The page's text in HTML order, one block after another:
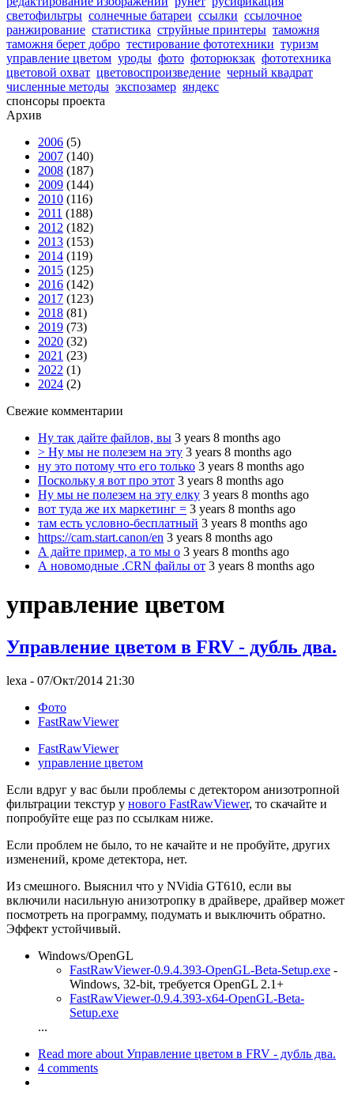
светофильтры солнечные батареи ссылки ссылочное
ранжирование статистика струйные принтеры таможня
таможня берет добро тестирование фототехники туризм
управление цветом уроды фото фоторюкзак фототехника
цветовой охват цветовоспроизведение черный квадрат
численные методы экспозамер яндекс
спонсоры проекта
Архив
2006 (5)
2007 (140)
2008 (187)
2009 (144)
2010 (116)
2011 (188)
2012 (182)
2013 (153)
2014 (119)
2015 (125)
2016 (142)
2017 (123)
2018 (81)
2019 (73)
2020 (32)
2021 (23)
2022 (1)
2024 (2)
Свежие комментарии
Ну так дайте файлов, вы 3 years 8 months ago
> Ну мы не полезем на эту 3 years 8 months ago
ну это потому что его только 3 years 8 months ago
Поскольку я вот про этот 3 years 8 months ago
Ну мы не полезем на эту елку 3 years 8 months ago
вот туда же их маркетинг = 3 years 8 months ago
там есть условно-бесплатный 3 years 8 months ago
https://cam.start.canon/en 3 years 8 months ago
А дайте пример, а то мы о 3 years 8 months ago
А новомодные .CRN файлы от 3 years 8 months ago
управление цветом
Управление цветом в FRV - дубль два.
lexa - 07/Окт/2014 21:30
Фото
FastRawViewer
FastRawViewer
управление цветом
Если вдруг у вас были проблемы с детектором анизотропной
фильтрации текстур у нового FastRawViewer, то скачайте и
попробуйте еще раз по ссылкам ниже.
Если проблем не было, то не качайте и не пробуйте, других
изменений, кроме детектора, нет.
Из смешного. Выяснил что у NVidia GT610, если вы
включили насильную анизотропку в драйвере, драйвер может
посмотреть на программу, подумать и выключить обратно.
Эффект устойчивый.
Windows/OpenGL
FastRawViewer-0.9.4.393-OpenGL-Beta-Setup.exe -
Windows, 32-bit, требуется OpenGL 2.1+
FastRawViewer-0.9.4.393-x64-OpenGL-Beta-
Setup.exe
...
Read more about Управление цветом в FRV - дубль два.
4 comments